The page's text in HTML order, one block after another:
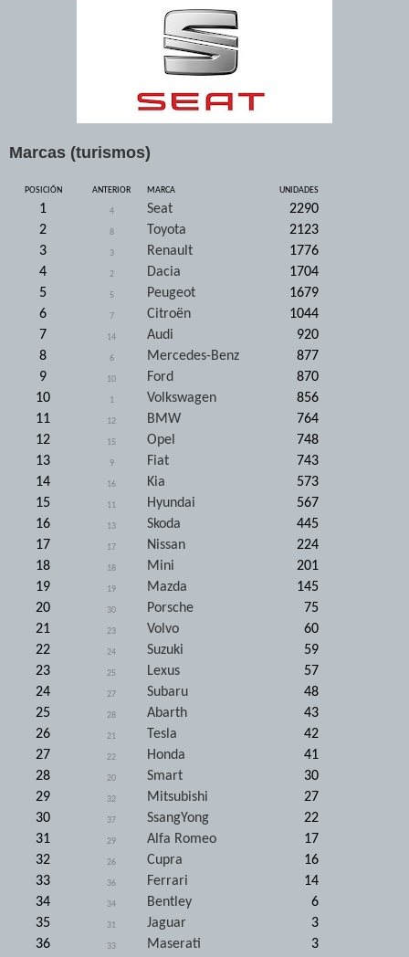
Marcas (turismos)
POSICIÓN ANTERIOR MARCA UNIDADES
1 4 Seat
2290
2
8 Toyota
2123
3
3 Renault
1776
4
2 Dacia
1704
5
5 Peugeot
1679
6
7 Citroën
1044
7
14 Audi
920
8
6 Mercedes-Benz
877
9
10 Ford
870
10
1 Volkswagen
856
11
12 BMW
764
12
15 Opel
748
13
9 Fiat
743
14
16 Kia
573
15
11 Hyundai
567
16
13 Skoda
445
17
17 Nissan
224
18
18 Mini
201
19
19 Mazda
145
20
30 Porsche
75
21
23 Volvo
60
22
24 Suzuki
59
23
25 Lexus
57
24
27 Subaru
48
25
28 Abarth
43
26
21 Tesla
42
27
22 Honda
41
28
20 Smart
30
29
32 Mitsubishi
27
30
37 SsangYong
22
31
29 Alfa Romeo
17
32
26 Cupra
16
33
36 Ferrari
14
34
34 Bentley
6
35
31 Jaguar
3
36
33 Maserati 3